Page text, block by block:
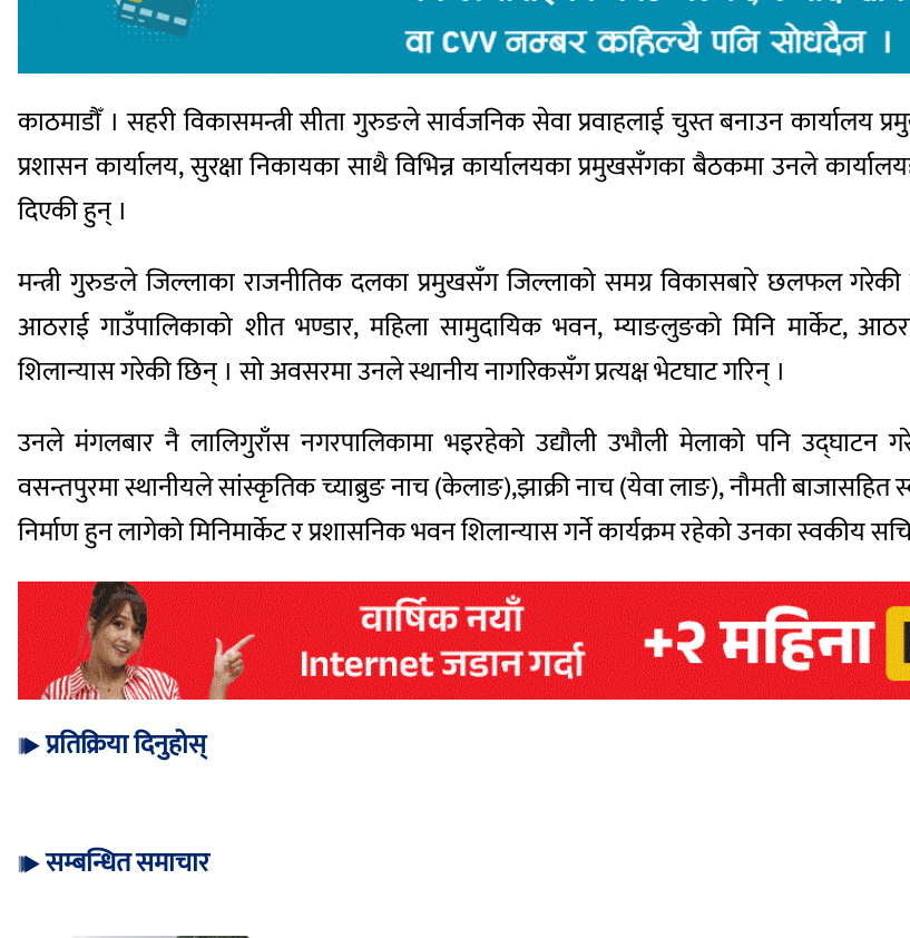
काठमाडौँ । सहरी विकासमन्त्री सीता गुरुङले सार्वजनिक सेवा प्रवाहलाई चुस्त बनाउन कार्यालय
प्रशासन कार्यालय, सुरक्षा निकायका साथै विभिन्न कार्यालयका प्रमुखसँगका बैठकमा उनले
दिएकी हुन् ।
मन्त्री गुरुङले जिल्लाका राजनीतिक दलका प्रमुखसँग जिल्लाको समग्र विकासबारे छलफल गरेकी
आठराई गाउँपालिकाको शीत भण्डार, महिला सामुदायिक भवन, म्याङलुङको मिनि मार्केट,
शिलान्यास गरेकी छिन् । सो अवसरमा उनले स्थानीय नागरिकसँग प्रत्यक्ष भेटघाट गरिन् ।
उनले मंगलबार नै लालिगुराँस नगरपालिकामा भइरहेको उद्यौली उभौली मेलाको पनि उद्घाटन
वसन्तपुरमा स्थानीयले सांस्कृतिक च्याब्रुङ नाच (केलाङ),झाक्री नाच (येवा लाङ), नौमती
निर्माण हुन लागेको मिनिमार्केट र प्रशासनिक भवन शिलान्यास गर्ने कार्यक्रम रहेको उनका स्वकीय
प्रतिक्रिया दिनुहोस्
सम्बन्धित समाचार